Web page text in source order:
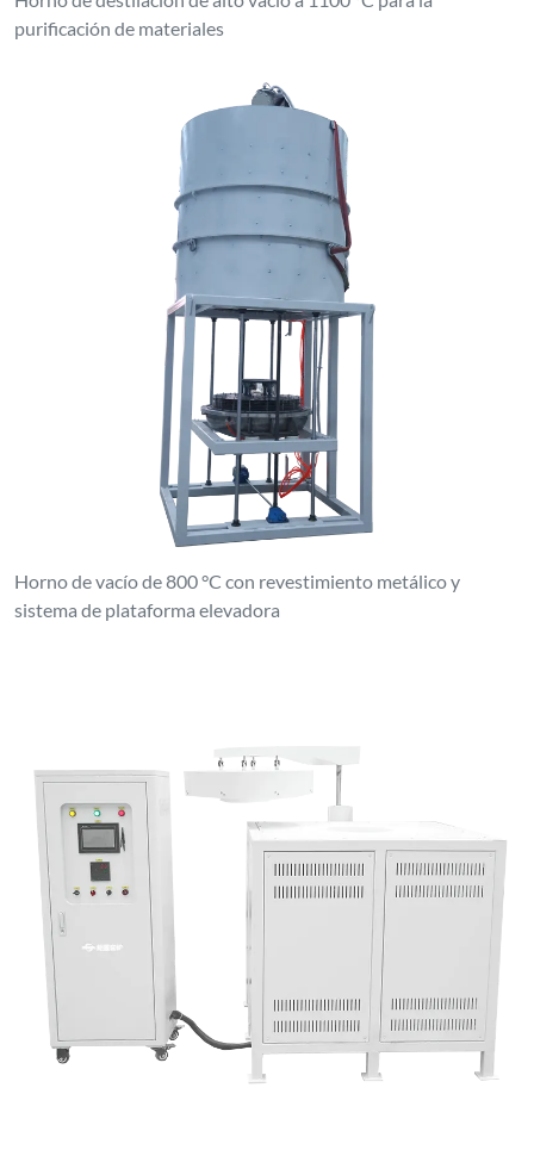
purificación de materiales
Horno de vacío de 800 °C con revestimiento metálico y
sistema de plataforma elevadora